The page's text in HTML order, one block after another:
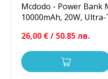
Mcdodo - Power Bank
10000mAh, 20W,
26,00 € / 50.85 лв.